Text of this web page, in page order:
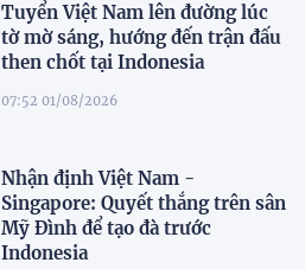
Tuyển Việt Nam lên đường lúc
tờ mờ sáng, hướng đến trận đấu
then chốt tại Indonesia
07:52 01/08/2026
Nhận định Việt Nam -
Singapore: Quyết thắng trên sân
Mỹ Đình để tạo đà trước
Indonesia